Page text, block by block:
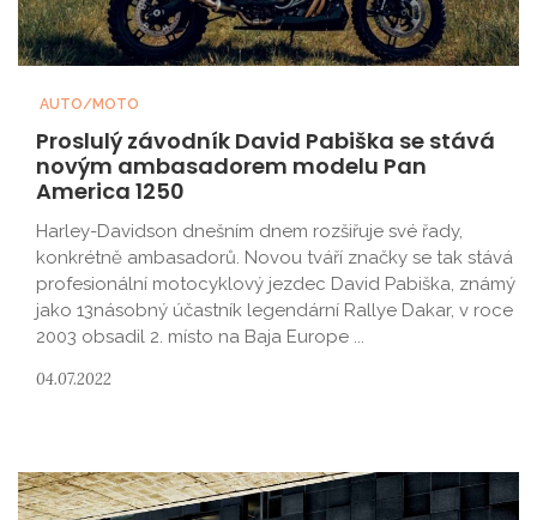
AUTO/MOTO
Proslulý závodník David Pabiška se stává
novým ambasadorem modelu Pan
America 1250
Harley-Davidson dnešním dnem rozšiřuje své řady,
konkrétně ambasadorů. Novou tváří značky se tak stává
profesionální motocyklový jezdec David Pabiška, známý
jako 13násobný účastník legendární Rallye Dakar, v roce
2003 obsadil 2. místo na Baja Europe ...
04.07.2022